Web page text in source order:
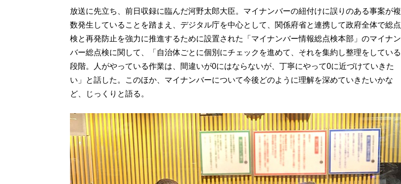
放送に先立ち、前日収録に臨んだ河野太郎大臣。マイナンバーの紐付けに誤りのある事案が複
数発生していることを踏まえ、デジタル庁を中心として、関係府省と連携して政府全体で総点
検と再発防止を強力に推進するために設置された「マイナンバー情報総点検本部」のマイナン
バー総点検に関して、「自治体ごとに個別にチェックを進めて、それを集約し整理をしている
段階。人がやっている作業は、間違いが0にはならないが、丁寧にやって0に近づけていきた
い」と話した。このほか、マイナンバーについて今後どのように理解を深めていきたいかな
ど、じっくりと語る。